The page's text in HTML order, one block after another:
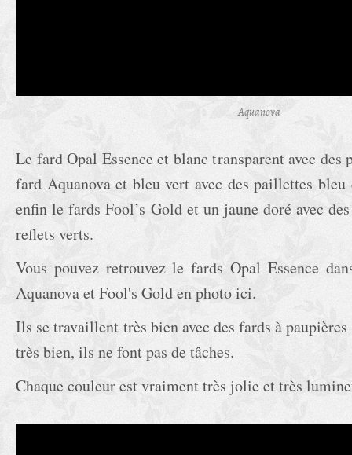
Aquanova
Le fard Opal Essence et blanc transparent avec
fard Aquanova et bleu vert avec des paillettes
enfin le fards Fool’s Gold et un jaune doré avec
reflets verts.
Vous pouvez retrouvez le fards Opal Essence
Aquanova et Fool's Gold en photo ici.
Ils se travaillent très bien avec des fards à paupières
très bien, ils ne font pas de tâches.
Chaque couleur est vraiment très jolie et très